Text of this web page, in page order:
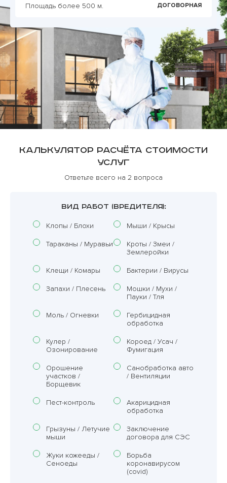
Площадь более 500 м. ДОГОВОРНАЯ
Калькулятор расчёта стоимости
услуг
Ответьте всего на 2 вопроса
ВИД РАБОТ (ВРЕДИТЕЛЯ):
Клопы / Блохи Мыши / Крысы
Тараканы / Муравьи
Кроты / Змеи /
Землеройки
Клещи / Комары Бактерии / Вирусы
Запахи / Плесень
Мошки / Мухи /
Пауки / Тля
Моль / Огневки
Гербицидная
обработка
Кулер /
Озонирование
Короед / Усач /
Фумигация
Орошение
участков /
Борщевик
Санобработка авто
/ Вентиляции
Пест-контроль
Акарицидная
обработка
Грызуны / Летучие
мыши
Заключение
договора для СЭС
Жуки кожееды /
Сеноеды
Борьба
коронавирусом
(covid)